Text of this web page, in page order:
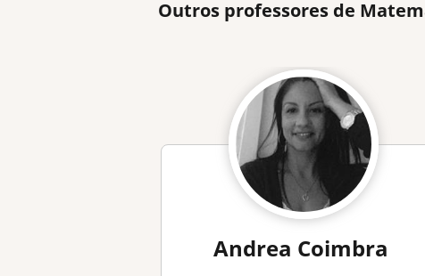
Outros professores de
Andrea Coimbra